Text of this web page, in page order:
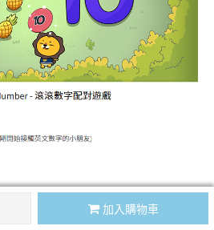
加入購物車